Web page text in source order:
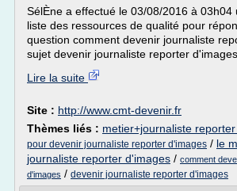
SélÈne a effectué le 03/08/2016 à 03h04
liste des ressources de qualité pour
question comment devenir journaliste
sujet devenir journaliste reporter
Lire la suite
Site : http://www.cmt-devenir.fr
Thèmes liés : metier+journaliste
pour devenir journaliste reporter d'images / le
journaliste reporter d'images / comment
d'images / devenir journaliste reporter d'images